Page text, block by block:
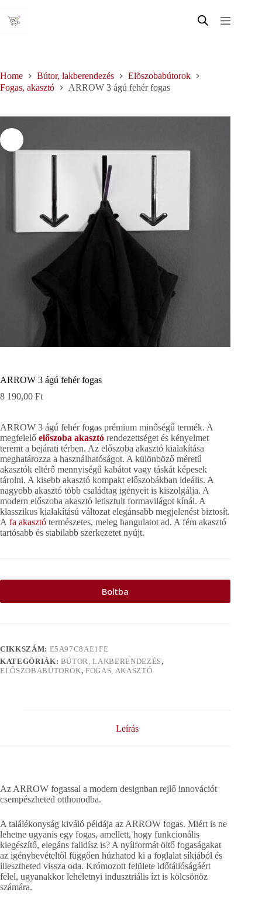
content
Home Bútor, lakberendezés
Elõszobabútorok
Fogas, akasztó
ARROW 3 ágú fehér fogas
ARROW 3 ágú fehér fogas
8 190,00 Ft
ARROW 3 ágú fehér fogas prémium minőségű termék. A
megfelelő előszoba akasztó rendezettséget és kényelmet
teremt a bejárati térben. Az előszoba akasztó kialakítása
meghatározza a használhatóságot. A különböző méretű
akasztók eltérő mennyiségű kabátot vagy táskát képesek
tárolni. A kisebb akasztó kompakt előszobákban ideális. A
nagyobb akasztó több családtag igényeit is kiszolgálja. A
modern előszoba akasztó letisztult formavilágot kínál. A
klasszikus kialakítású változat elegánsabb megjelenést biztosít.
A fa akasztó természetes, meleg hangulatot ad. A fém akasztó
tartósabb és stabilabb szerkezetet nyújt.
Boltba
CIKKSZÁM: E5A97C8AE1FE
KATEGÓRIÁK: BÚTOR, LAKBERENDEZÉS,
ELÕSZOBABÚTOROK,FOGAS, AKASZTÓ
Leírás
Az ARROW fogassal a modern designban rejlő innovációt
csempészheted otthonodba.
A találékonyság kiváló példája az ARROW fogas. Miért is ne
lehetne ugyanis egy fogas, amellett, hogy funkcionális
kiegészítő, elegáns falidísz is? A nyílformát öltő fogaságakat
az igénybevételtől függően húzhatod ki a foglalat síkjából és
illesztheted vissza oda. Krómozott felülete időtállóságáért
felel, ugyanakkor leheletnyi indusztriális ízt is kölcsönöz
számára.